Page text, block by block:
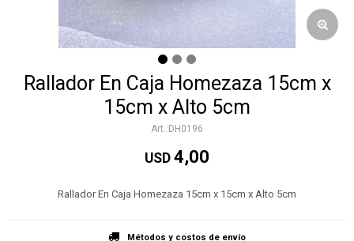
Rallador En Caja Homezaza 15cm x
15cm x Alto 5cm
DH0196
USD 4,00
Rallador En Caja Homezaza 15cm x 15cm x Alto 5cm
Métodos y costos de envío